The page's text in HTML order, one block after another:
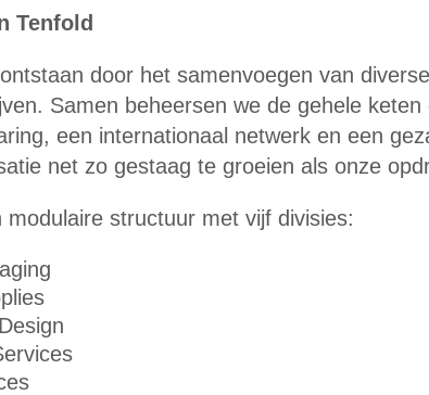
Tenfold
door het samenvoegen van
Samen beheersen we de gehele
een internationaal netwerk en een
net zo gestaag te groeien als onze
modulaire structuur met vijf divisies: